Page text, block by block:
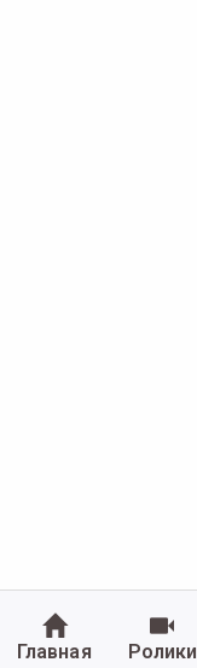
Главная Ролики